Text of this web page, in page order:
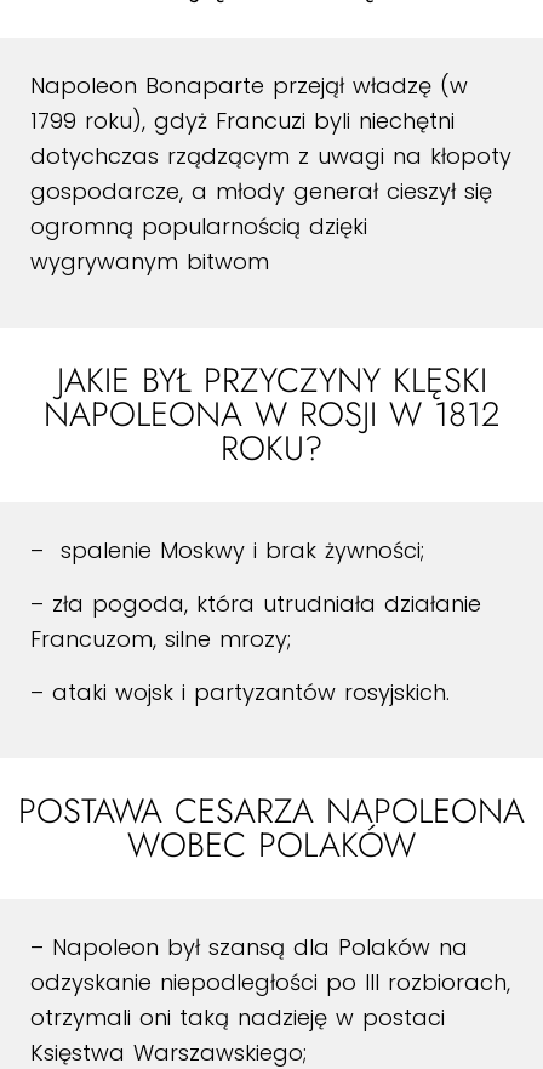
Napoleon Bonaparte przejął władzę (w
1799 roku), gdyż Francuzi byli niechętni
dotychczas rządzącym z uwagi na kłopoty
gospodarcze, a młody generał cieszył się
ogromną popularnością dzięki
wygrywanym bitwom
JAKIE BYŁ PRZYCZYNY KLĘSKI
NAPOLEONA W ROSJI W 1812
ROKU?
– spalenie Moskwy i brak żywności;
– zła pogoda, która utrudniała działanie
Francuzom, silne mrozy;
– ataki wojsk i partyzantów rosyjskich.
POSTAWA CESARZA NAPOLEONA
WOBEC POLAKÓW
– Napoleon był szansą dla Polaków na
odzyskanie niepodległości po III rozbiorach,
otrzymali oni taką nadzieję w postaci
Księstwa Warszawskiego;